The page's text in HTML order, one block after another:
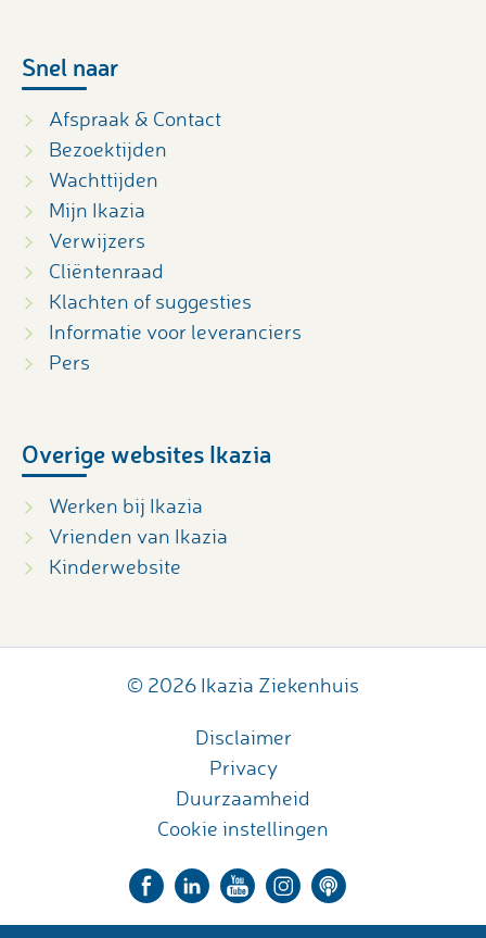
Snel naar
Afspraak & Contact
Bezoektijden
Wachttijden
Mijn Ikazia
Verwijzers
Cliëntenraad
Klachten of suggesties
Informatie voor leveranciers
Pers
Overige websites Ikazia
Werken bij Ikazia
Vrienden van Ikazia
Kinderwebsite
© 2026 Ikazia Ziekenhuis
Disclaimer
Privacy
Duurzaamheid
Cookie instellingen